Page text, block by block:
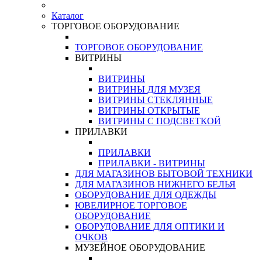
Каталог
ТОРГОВОЕ ОБОРУДОВАНИЕ
ТОРГОВОЕ ОБОРУДОВАНИЕ
ВИТРИНЫ
ВИТРИНЫ
ВИТРИНЫ ДЛЯ МУЗЕЯ
ВИТРИНЫ СТЕКЛЯННЫЕ
ВИТРИНЫ ОТКРЫТЫЕ
ВИТРИНЫ С ПОДСВЕТКОЙ
ПРИЛАВКИ
ПРИЛАВКИ
ПРИЛАВКИ - ВИТРИНЫ
ДЛЯ МАГАЗИНОВ БЫТОВОЙ ТЕХНИКИ
ДЛЯ МАГАЗИНОВ НИЖНЕГО БЕЛЬЯ
ОБОРУДОВАНИЕ ДЛЯ ОДЕЖДЫ
ЮВЕЛИРНОЕ ТОРГОВОЕ
ОБОРУДОВАНИЕ
ОБОРУДОВАНИЕ ДЛЯ ОПТИКИ И
ОЧКОВ
МУЗЕЙНОЕ ОБОРУДОВАНИЕ